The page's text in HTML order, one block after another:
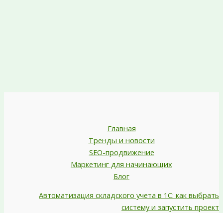
Главная
Тренды и новости
SEO-продвижение
Маркетинг для начинающих
Блог
Автоматизация складского учета в 1С: как выбрать
систему и запустить проект